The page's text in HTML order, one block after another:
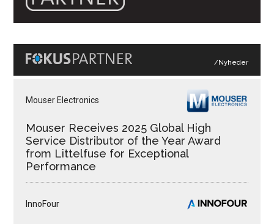
/Nyheder
Mouser Electronics
Mouser Receives 2025 Global High
Service Distributor of the Year Award
from Littelfuse for Exceptional
Performance
InnoFour